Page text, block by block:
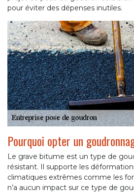
pour éviter des dépenses inutiles.
Pourquoi opter un
Le grave bitume est un type de
résistant. Il supporte les
climatiques extrêmes comme les
n’a aucun impact sur ce type de